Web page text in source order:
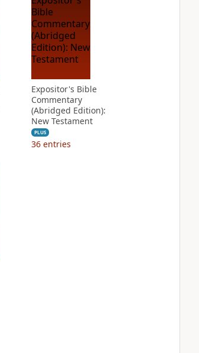
Expositor's Bible
Commentary
(Abridged Edition):
New Testament
PLUS
36 entries